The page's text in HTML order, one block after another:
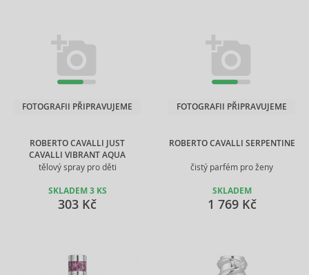
ROBERTO CAVALLI JUST
CAVALLI VIBRANT AQUA
tělový spray pro děti
FOTOGRAFII PŘIPRAVUJEME
SKLADEM 3 KS
303 Kč
ROBERTO CAVALLI SERPENTINE
čistý parfém pro ženy
FOTOGRAFII PŘIPRAVUJEME
SKLADEM
1 769 Kč